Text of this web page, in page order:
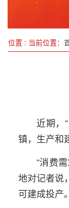
位置 : 当前位置：
近期，
镇，生产和
“消费
地对记者说
可建成投产。